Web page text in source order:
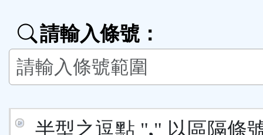
按
鈕
請輸入條號：
半型之逗點 "," 以區隔條